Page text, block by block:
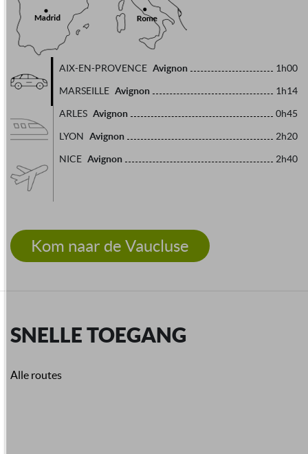
AIX-EN-PROVENCE Avignon 1h00
MARSEILLE Avignon 1h14
ARLES Avignon 0h45
LYON Avignon 2h20
NICE Avignon 2h40
Kom naar de Vaucluse
SNELLE TOEGANG
Alle routes